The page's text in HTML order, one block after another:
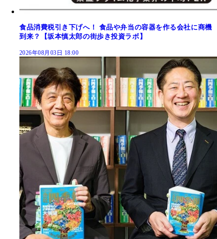
食品消費税引き下げへ！ 食品や弁当の容器を作る会社に商機
到来？【坂本慎太郎の街歩き投資ラボ】
2026年08月03日 18:00